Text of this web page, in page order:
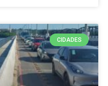
CIDADES